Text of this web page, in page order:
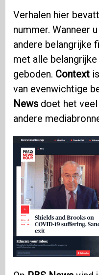
Verhalen hier
nummer. Wanneer
andere belangrijke
met alle
geboden. Context
van evenwichtige
News doet het
andere